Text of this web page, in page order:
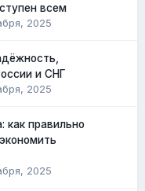
всем
2025
и СНГ
2025
как правильно
2025